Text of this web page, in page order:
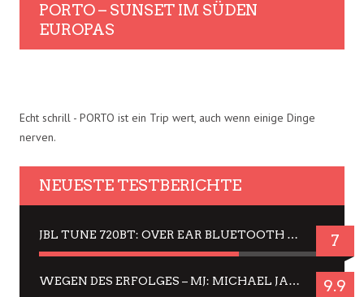
PORTO – SUNSET IM SÜDEN
EUROPAS
Echt schrill - PORTO ist ein Trip wert, auch wenn einige Dinge
nerven.
NEUESTE TESTBERICHTE
JBL TUNE 720BT: OVER EAR BLUETOOTH KOPFHÖRER UM DIE 50,-€ IM DAUER-TEST 7
WEGEN DES ERFOLGES – MJ: MICHAEL JACKSON MUSICAL IN EINER MATINEE SEHEN 9.9